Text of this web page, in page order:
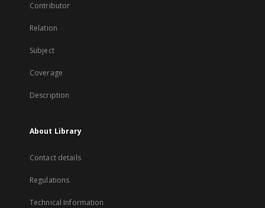
Contributor
Relation
Subject
Coverage
Description
About Library
Contact details
Regulations
Technical Information